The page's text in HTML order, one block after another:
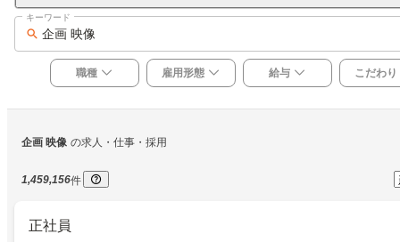
企画 映像
キーワード
職種 雇用形態 給与 こだわり
企画 映像 の求人・仕事・採用
1,459,156件
正社員